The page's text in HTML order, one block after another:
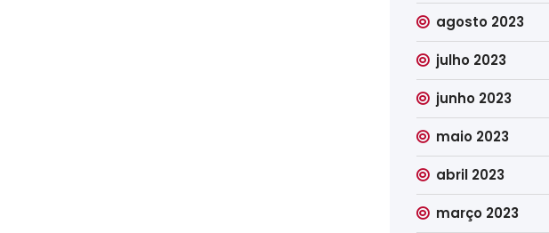
agosto 2023
julho 2023
junho 2023
maio 2023
abril 2023
março 2023